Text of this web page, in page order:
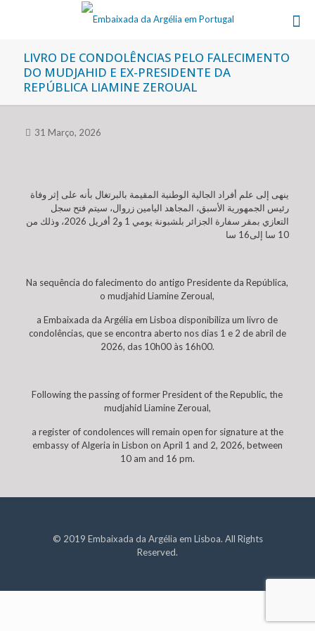
LIVRO DE CONDOLÊNCIAS PELO FALECIMENTO
DO MUDJAHID E EX-PRESIDENTE DA
REPÚBLICA LIAMINE ZEROUAL
31 Março, 2026
ينهى إلى علم أفراد الجالية الوطنية المقيمة بالبرتغال بأنه على إثر وفاة
رئيس الجمهورية الأسبق، المجاهد اليامين زروال، سيتم فتح سجل
التعازي بمقر سفارة الجزائر بلشبونة يومي 1 و2 أفريل 2026، وذلك من
10 سا إلى16 سا
Na sequência do falecimento do antigo Presidente da República,
o mudjahid Liamine Zeroual,
a Embaixada da Argélia em Lisboa disponibiliza um livro de
condolências, que se encontra aberto nos dias 1 e 2 de abril de
2026, das 10h00 às 16h00.
Following the passing of former President of the Republic, the
mudjahid Liamine Zeroual,
a register of condolences will remain open for signature at the
embassy of Algeria in Lisbon on April 1 and 2, 2026, between
10 am and 16 pm.
© 2019 Embaixada da Argélia em Lisboa. All Rights
Reserved.